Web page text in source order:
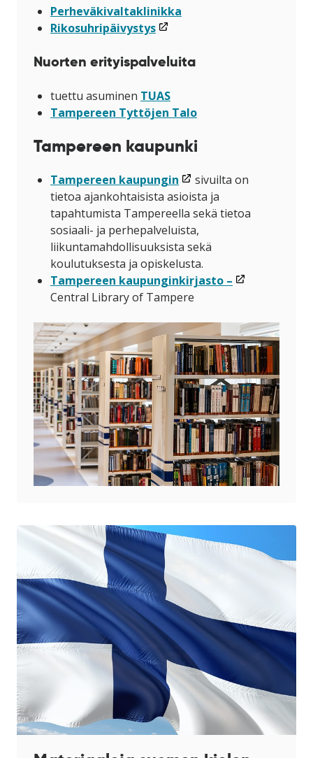
Perheväkivaltaklinikka
Rikosuhripäivystys(linkki
uuteen
Nuorten erityispalveluita
tuettu asuminen TUAS
Tampereen Tyttöjen Talo
Tampereen kaupunki
Tampereen kaupungin (linkki
avataan
uuteen
ikkunaan)
sivuilta on
tietoa ajankohtaisista asioista ja
tapahtumista Tampereella sekä tietoa
sosiaali- ja perhepalveluista,
liikuntamahdollisuuksista sekä
koulutuksesta ja opiskelusta.
Tampereen kaupunginkirjasto – (linkki
ikkunaan)
Central Library of Tampere